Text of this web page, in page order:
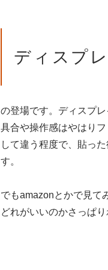
ディスプ
の登場です。ディスプ
具合や操作感はやはり
して違う程度で、貼っ
す。
でもamazonとかで見て
どれがいいのかさっぱり